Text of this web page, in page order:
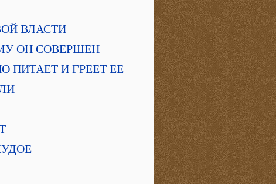
ВЛАСТИ
ОН СОВЕРШЕН
ПИТАЕТ И ГРЕЕТ ЕЕ